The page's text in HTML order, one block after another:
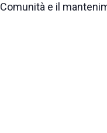
Comunità e il